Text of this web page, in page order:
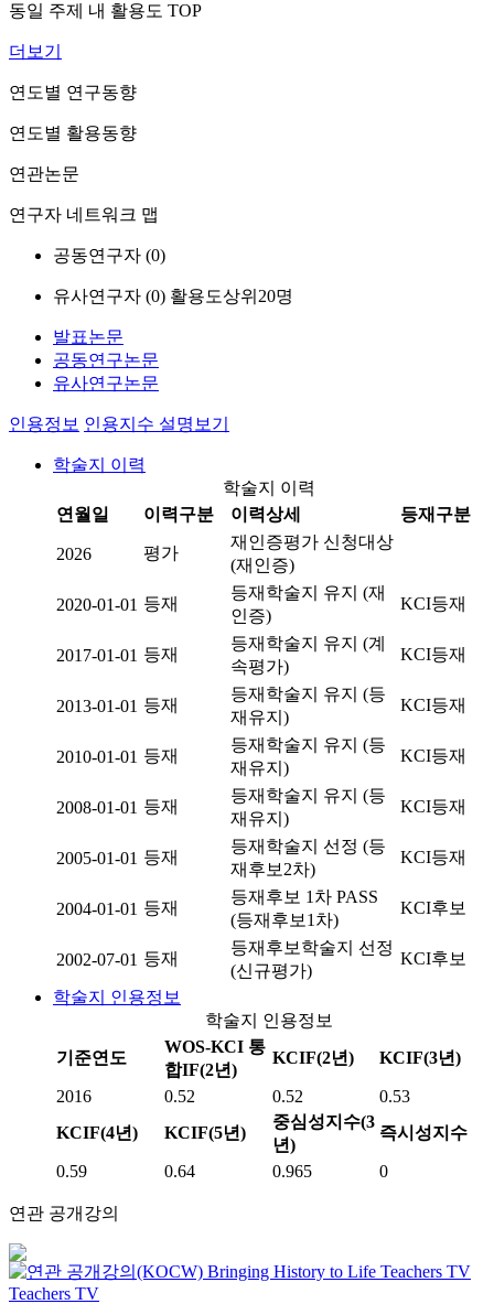
동일 주제 내 활용도 TOP
더보기
연도별 연구동향
연도별 활용동향
연관논문
연구자 네트워크 맵
공동연구자 (0)
유사연구자 (0) 활용도상위20명
발표논문
공동연구논문
유사연구논문
인용정보 인용지수 설명보기
학술지 이력
학술지 이력
연월일
이력구분 이력상세 등재구분
2026 평가
재인증평가 신청대상
(재인증)
2020-01-01 등재
등재학술지 유지 (재
인증)
KCI등재
2017-01-01 등재
등재학술지 유지 (계
속평가)
KCI등재
2013-01-01 등재
등재학술지 유지 (등
재유지)
KCI등재
2010-01-01 등재
등재학술지 유지 (등
재유지)
KCI등재
2008-01-01 등재
등재학술지 유지 (등
재유지)
KCI등재
2005-01-01 등재
등재학술지 선정 (등
재후보2차)
KCI등재
2004-01-01 등재
등재후보 1차 PASS
(등재후보1차)
KCI후보
2002-07-01 등재
등재후보학술지 선정
(신규평가)
KCI후보
학술지 인용정보
학술지 인용정보
기준연도
WOS-KCI 통
합IF(2년)
KCIF(2년) KCIF(3년)
2016 0.52 0.52
0.53
KCIF(4년)
KCIF(5년)
중심성지수(3
년)
즉시성지수
0.59 0.64 0.965 0
연관 공개강의
Bringing History to Life Teachers TV
Teachers TV